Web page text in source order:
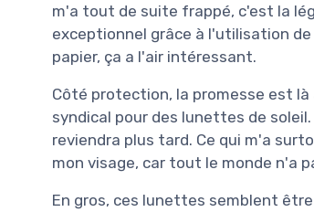
m'a tout de suite frappé, c'est la
exceptionnel grâce à l'utilisation
papier, ça a l'air intéressant.
Côté protection, la promesse est
syndical pour des lunettes de
reviendra plus tard. Ce qui m'a
mon visage, car tout le monde n'a
En gros, ces lunettes semblent